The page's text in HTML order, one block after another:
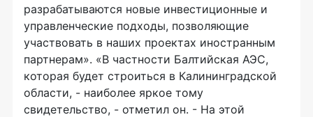
разрабатываются новые инвестиционные и
управленческие подходы, позволяющие
участвовать в наших проектах иностранным
партнерам». «В частности Балтийская АЭС,
которая будет строиться в Калининградской
области, - наиболее яркое тому
свидетельство, - отметил он. - На этой